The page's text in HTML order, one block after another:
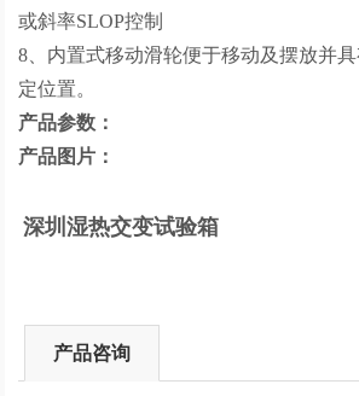
或斜率SLOP控制
8、内置式移动滑轮便于移动及摆放并
定位置。
产品参数：
产品图片：
深圳湿热交变试验箱
产品咨询